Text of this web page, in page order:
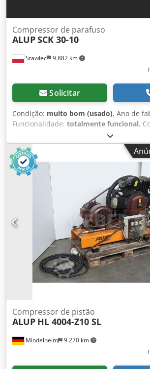
Stawiec 9.882 km
Compressor de parafuso
ALUPSCK 30-10
Solicitar
Condição: muito bom (usado), Ano de
Funcionalidade: totalmente funcional,
parafusos ALUP SCK 30-10, máquina
técnicos: Vazão: 3,21 m³/min; Motor: 22
máxima: 10 bar; Horas de utilização:
Dcjdpfx Alezmtdtjnsk Compressor
Preço líquido: 14500 PLN Preço bruto:
vídeo abaixo.
Mindelheim 9.270 km
Compressor de pistão
ALUP HL 4004-Z10 SL